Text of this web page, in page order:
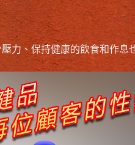
力、保持健康的飲食和作息